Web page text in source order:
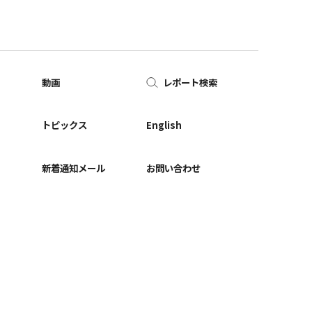
動画
トピックス
新着通知メール
レポート検索
English
お問い合わせ